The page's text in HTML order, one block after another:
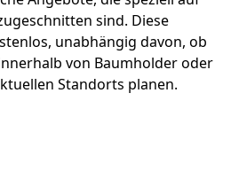
sind. Diese
unabhängig davon, ob
von Baumholder oder
Standorts planen.